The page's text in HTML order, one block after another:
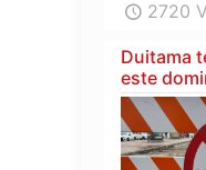
2720
Duitama
este